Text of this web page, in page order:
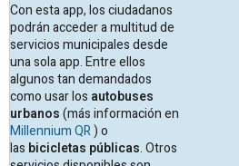
Con esta app, los ciudadanos
podrán acceder a multitud de
servicios municipales desde
una sola app. Entre ellos
algunos tan demandados
como usar los autobuses
urbanos(más información en
Millennium QR) o
las bicicletas públicas. Otros